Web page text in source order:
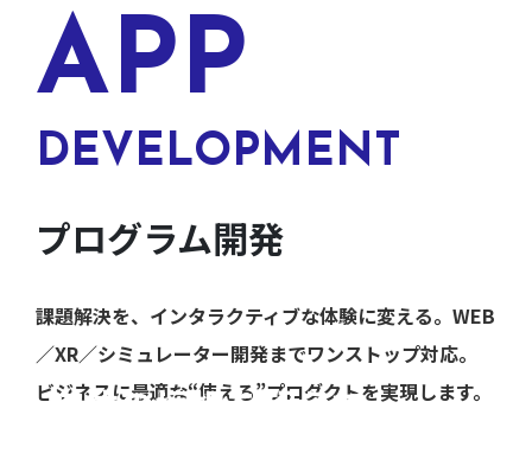
APP
DEVELOPMENT
プログラム開発
課題解決を、インタラクティブな体験に変える。WEB
／XR／シミュレーター開発までワンストップ対応。
ビジネスに最適な“使える”プロダクトを実現します。
媒体の垣根を超えて、